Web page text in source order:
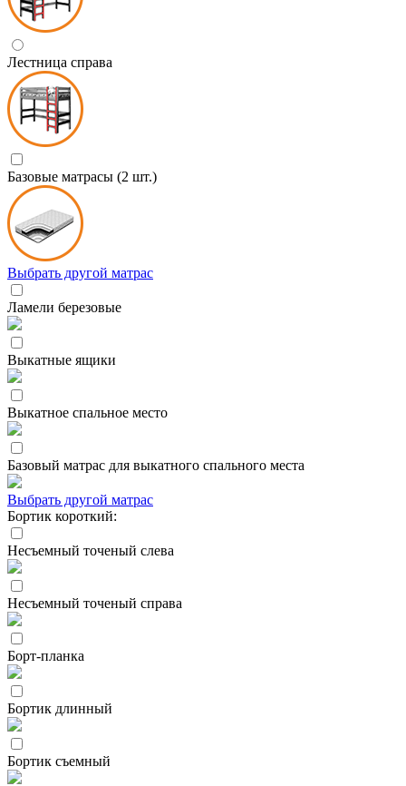
Лестница справа
Базовые матрасы (2 шт.)
Выбрать другой матрас
Ламели березовые
Выкатные ящики
Выкатное спальное место
Базовый матрас для выкатного спального места
Выбрать другой матрас
Бортик короткий:
Несъемный точеный слева
Несъемный точеный справа
Борт-планка
Бортик длинный
Бортик съемный